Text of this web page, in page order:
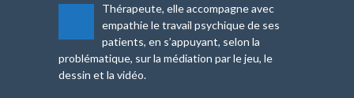
Thérapeute, elle accompagne avec
empathie le travail psychique de ses
patients, en s’appuyant, selon la
problématique, sur la médiation par le jeu, le
dessin et la vidéo.